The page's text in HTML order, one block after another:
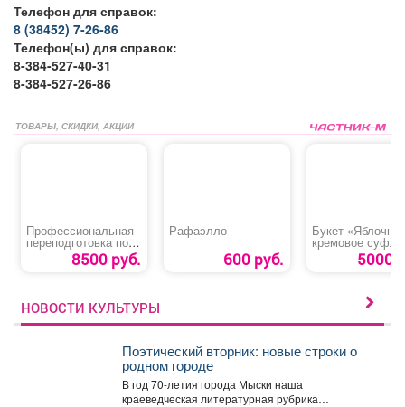
Телефон для справок:
8 (38452) 7-26-86
Телефон(ы) для справок:
8-384-527-40-31
8-384-527-26-86
ТОВАРЫ, СКИДКИ, АКЦИИ
Профессиональная
переподготовка по
профессиям8500 руб.
Рафаэлло
600 руб.
Букет «Яблочно-
кремовое
5000
НОВОСТИ КУЛЬТУРЫ
Поэтический вторник: новые строки о
родном городе
В год 70-летия города Мыски наша
краеведческая литературная рубрика